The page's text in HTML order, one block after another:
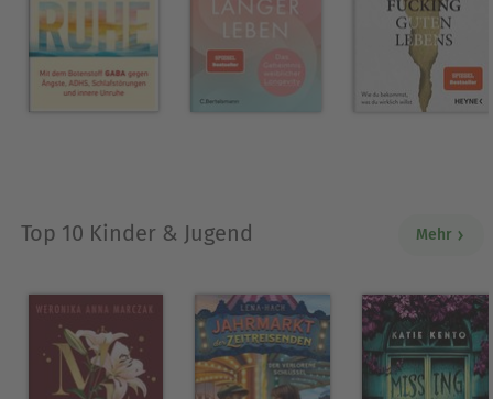
Top 10 Kinder & Jugend Mehr